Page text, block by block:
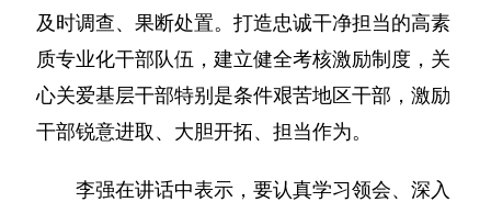
及时调查、果断处置。打造忠诚干净担当的高素
质专业化干部队伍，建立健全考核激励制度，关
心关爱基层干部特别是条件艰苦地区干部，激励
干部锐意进取、大胆开拓、担当作为。
李强在讲话中表示，要认真学习领会、深入